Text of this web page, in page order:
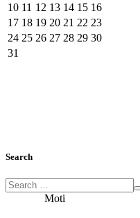
10 11 12 13 14 15 16
17 18 19 20 21 22 23
24 25 26 27 28 29 30
31
Search
Moti